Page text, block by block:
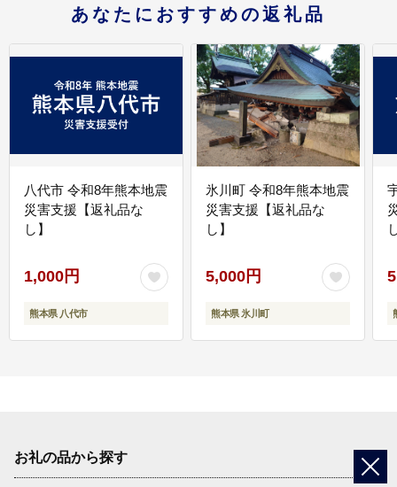
あなたにおすすめの返礼品
八代市 令和8年熊本地震
災害支援【返礼品な
し】
1,000円
熊本県 八代市
氷川町 令和8年熊本地震
災害支援【返礼品な
し】
5,000円
熊本県 氷川町
お礼の品から探す